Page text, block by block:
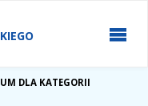
DLA KATEGORII